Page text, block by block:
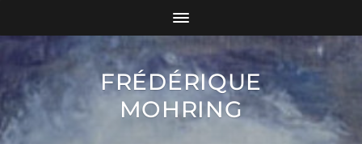
FRÉDÉRIQUE
MOHRING